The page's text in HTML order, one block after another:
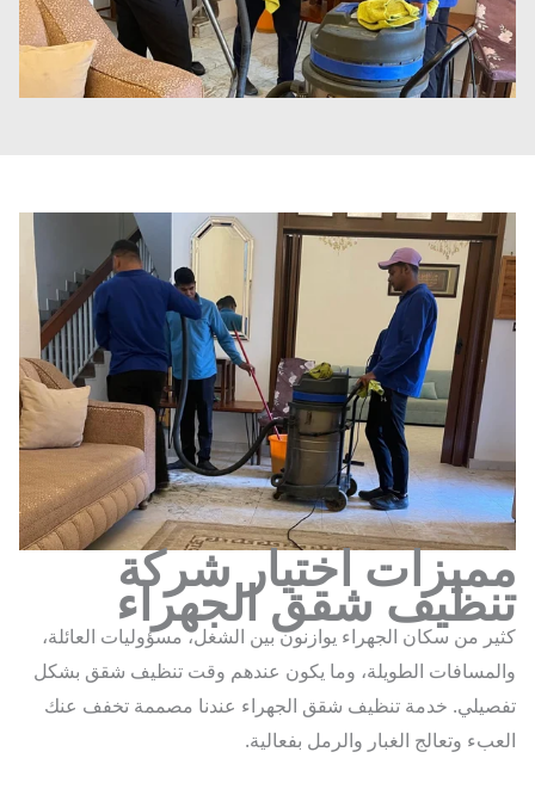
اختيار شركة
شقق الجهراء
من سكان الجهراء يوازنون بين الشغل، مسؤوليات العائلة،
الطويلة، وما يكون عندهم وقت تنظيف شقق بشكل
خدمة تنظيف شقق الجهراء عندنا مصممة تخفف عنك
وتعالج الغبار والرمل بفعالية.